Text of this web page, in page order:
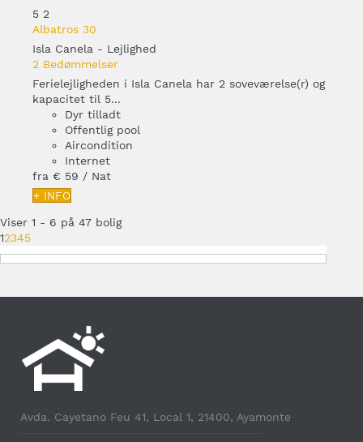
5 2
Albatros 30
Isla Canela - Lejlighed
2 Bedømmelser
Ferielejligheden i Isla Canela har 2 soveværelse(r) og
kapacitet til 5...
Dyr tilladt
Offentlig pool
Aircondition
Internet
fra € 59 / Nat
+ INFO
Viser 1 - 6 på 47 bolig
12345
Avda. Cayetano Feu 41, Local 1, 21400, Ayamonte